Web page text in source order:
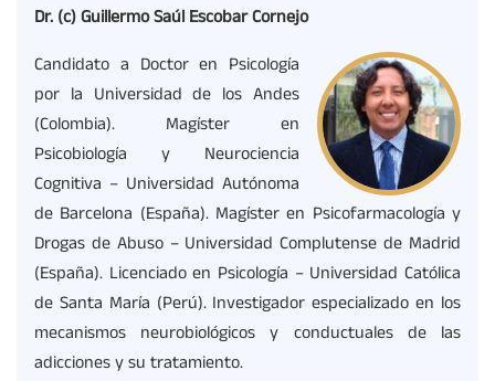
Dr. (c) Guillermo Saúl Escobar Cornejo
Candidato a Doctor en Psicología
por la Universidad de los Andes
(Colombia). Magíster en
Psicobiología y Neurociencia
Cognitiva – Universidad Autónoma
de Barcelona (España). Magíster en Psicofarmacología y
Drogas de Abuso – Universidad Complutense de Madrid
(España). Licenciado en Psicología – Universidad Católica
de Santa María (Perú). Investigador especializado en los
mecanismos neurobiológicos y conductuales de las
adicciones y su tratamiento.